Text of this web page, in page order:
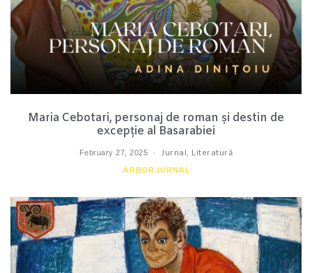
Maria Cebotari, personaj de roman și destin de
excepție al Basarabiei
February 27, 2025 Jurnal Literatură
ARBOR JURNAL